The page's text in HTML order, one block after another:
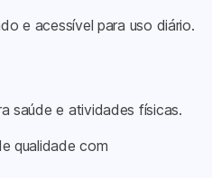
e acessível para uso diário.
saúde e atividades físicas.
qualidade com